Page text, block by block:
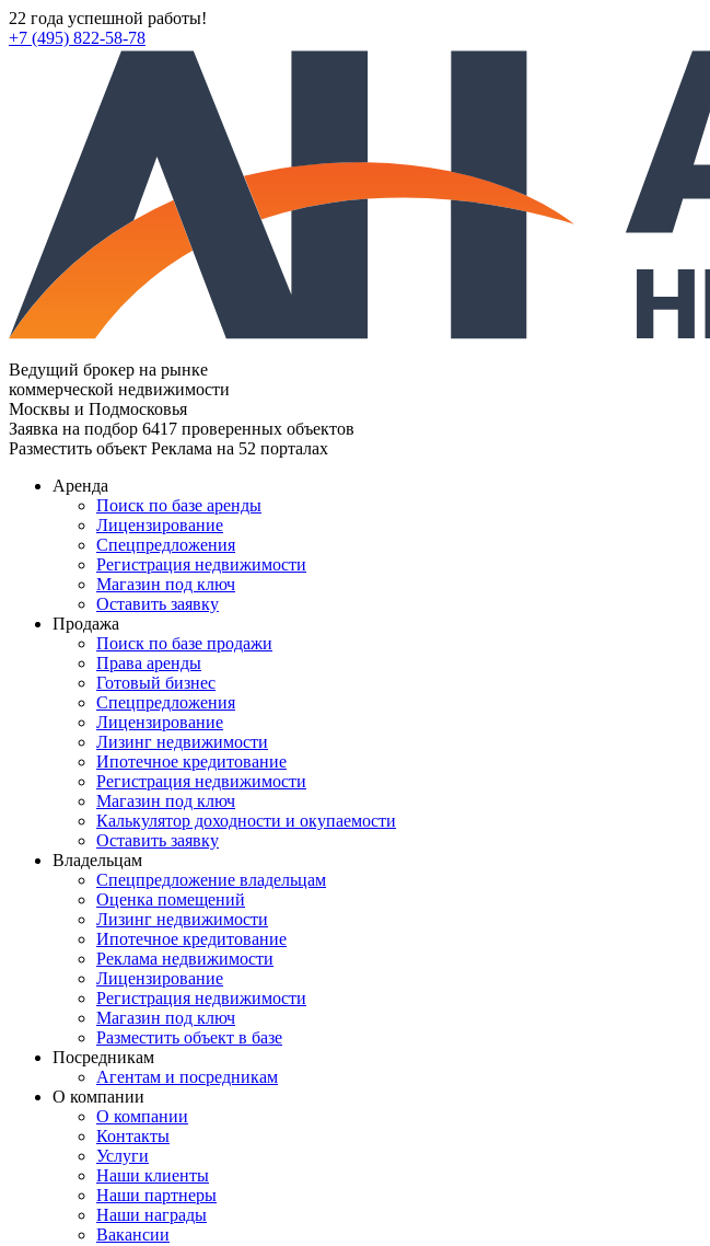
22 года успешной работы!
+7 (495) 822-58-78
Ведущий брокер на рынке
коммерческой недвижимости
Москвы и Подмосковья
Заявка на подбор 6417 проверенных объектов
Разместить объект Реклама на 52 порталах
Аренда
Поиск по базе аренды
Лицензирование
Спецпредложения
Регистрация недвижимости
Магазин под ключ
Оставить заявку
Продажа
Поиск по базе продажи
Права аренды
Готовый бизнес
Спецпредложения
Лицензирование
Лизинг недвижимости
Ипотечное кредитование
Регистрация недвижимости
Магазин под ключ
Калькулятор доходности и окупаемости
Оставить заявку
Владельцам
Спецпредложение владельцам
Оценка помещений
Лизинг недвижимости
Ипотечное кредитование
Реклама недвижимости
Лицензирование
Регистрация недвижимости
Магазин под ключ
Разместить объект в базе
Посредникам
Агентам и посредникам
О компании
О компании
Контакты
Услуги
Наши клиенты
Наши партнеры
Наши награды
Вакансии